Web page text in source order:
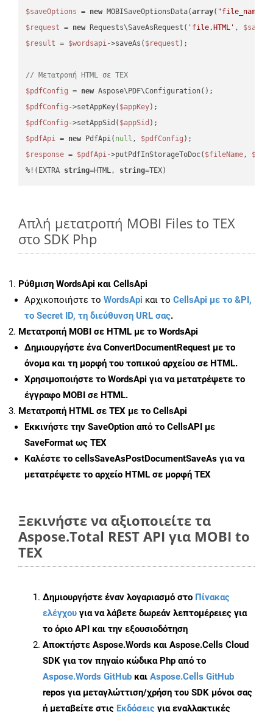
$saveOptions = new MOBISaveOptionsData(array( "file_name"
$request = new Requests\SaveAsRequest( 'file.HTML' ,
$result = $wordsapi->saveAs( $request );
// Μετατροπή HTML σε TEX
$pdfConfig = new
$pdfConfig ->setAppKey( $appKey
$pdfConfig ->setAppSid( $appSid
$pdfApi = new PdfApi( null , $pdfConfig
$response = $pdfApi->putPdfInStorageToDoc( $fileName,
%!(EXTRA string=HTML, string=TEX)
Απλή μετατροπή MOBI Files to TEX
στο SDK Php
Ρύθμιση WordsApi και CellsApi
Αρχικοποιήστε το WordsApi και το CellsApi με το &PI,
το Secret ID, τη διεύθυνση URL σας.
Μετατροπή MOBI σε HTML με το WordsApi
Δημιουργήστε έναConvertDocumentRequest με το
όνομα και τη μορφή του τοπικού αρχείου σε HTML.
Χρησιμοποιήστε το WordsApi για να μετατρέψετε το
έγγραφο MOBI σε HTML.
Μετατροπή HTML σε TEX με το CellsApi
Εκκινήστε την SaveOption από το CellsAPI με
SaveFormat ως TEX
Καλέστε το cellsSaveAsPostDocumentSaveAs για να
μετατρέψετε το αρχείο HTML σε μορφή TEX
Ξεκινήστε να αξιοποιείτε τα
Aspose.Total REST API για MOBI to
TEX
Δημιουργήστε έναν λογαριασμό στο Πίνακας
ελέγχου για να λάβετε δωρεάν λεπτομέρειες για
το όριο API και την εξουσιοδότηση
Αποκτήστε Aspose.Words και Aspose.Cells Cloud
SDK για τον πηγαίο κώδικα Php από το
Aspose.Words GitHub και Aspose.Cells GitHub
repos για μεταγλώττιση/χρήση του SDK μόνοι σας
ή μεταβείτε στις Εκδόσεις για εναλλακτικές